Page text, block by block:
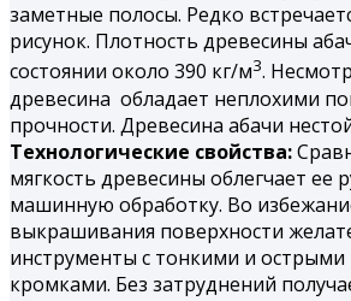
заметные полосы. Редко
рисунок. Плотность древесины
состоянии около 390 кг/м3.
древесина обладает неплохими
прочности. Древесина абачи
Технологические свойства:
мягкость древесины облегчает ее
машинную обработку. Во
выкрашивания поверхности
инструменты с тонкими и
кромками. Без затруднений